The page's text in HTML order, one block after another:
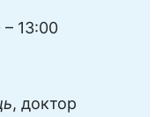
– 13:00
, доктор